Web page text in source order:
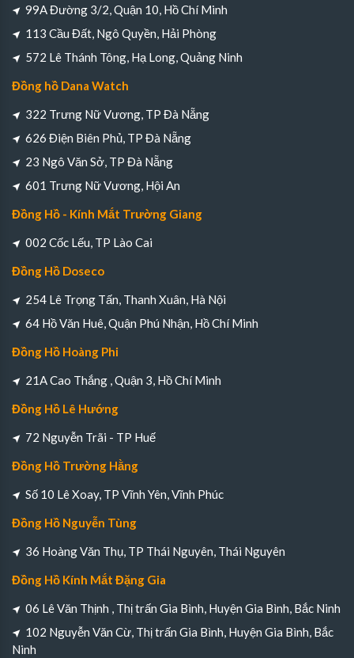
99A Đường 3/2, Quận 10, Hồ Chí Minh
113 Cầu Đất, Ngô Quyền, Hải Phòng
572 Lê Thánh Tông, Hạ Long, Quảng Ninh
Đồng hồ Dana Watch
322 Trưng Nữ Vương, TP Đà Nẵng
626 Điện Biên Phủ, TP Đà Nẵng
23 Ngô Văn Sở, TP Đà Nẵng
601 Trưng Nữ Vương, Hội An
Đồng Hồ - Kính Mắt Trường Giang
002 Cốc Lếu, TP Lào Cai
Đồng Hồ Doseco
254 Lê Trọng Tấn, Thanh Xuân, Hà Nội
64 Hồ Văn Huê, Quận Phú Nhận, Hồ Chí Minh
Đồng Hồ Hoàng Phi
21A Cao Thắng , Quận 3, Hồ Chí Minh
Đồng Hồ Lê Hướng
72 Nguyễn Trãi - TP Huế
Đồng Hồ Trường Hằng
Số 10 Lê Xoay, TP Vĩnh Yên, Vĩnh Phúc
Đồng Hồ Nguyễn Tùng
36 Hoàng Văn Thụ, TP Thái Nguyên, Thái Nguyên
Đồng Hồ Kính Mắt Đặng Gia
06 Lê Văn Thịnh , Thị trấn Gia Bình, Huyện Gia Bình, Bắc Ninh
102 Nguyễn Văn Cừ, Thị trấn Gia Bình, Huyện Gia Bình, Bắc
Ninh